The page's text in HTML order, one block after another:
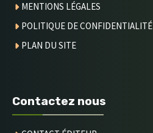
MENTIONS LÉGALES
POLITIQUE DE CONFIDENTIALITÉ
PLAN DU SITE
Contactez nous